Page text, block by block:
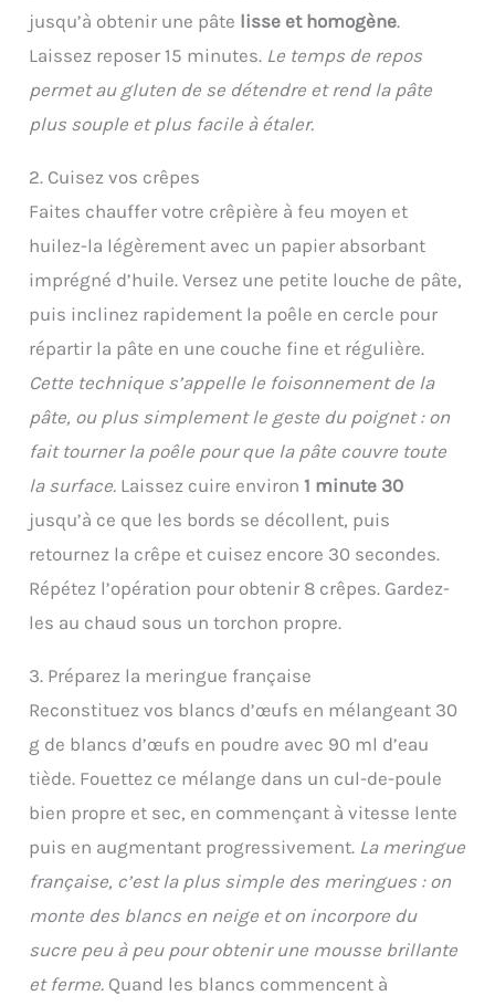
jusqu’à obtenir une pâte lisse et homogène.
Laissez reposer 15 minutes. Le temps de repos
permet au gluten de se détendre et rend la pâte
plus souple et plus facile à étaler.
2. Cuisez vos crêpes
Faites chauffer votre crêpière à feu moyen et
huilez-la légèrement avec un papier absorbant
imprégné d’huile. Versez une petite louche de pâte,
puis inclinez rapidement la poêle en cercle pour
répartir la pâte en une couche fine et régulière.
Cette technique s’appelle le foisonnement de la
pâte, ou plus simplement le geste du poignet : on
fait tourner la poêle pour que la pâte couvre toute
la surface. Laissez cuire environ1 minute 30
jusqu’à ce que les bords se décollent, puis
retournez la crêpe et cuisez encore 30 secondes.
Répétez l’opération pour obtenir 8 crêpes. Gardez-
les au chaud sous un torchon propre.
3. Préparez la meringue française
Reconstituez vos blancs d’œufs en mélangeant 30
g de blancs d’œufs en poudre avec 90 ml d’eau
tiède. Fouettez ce mélange dans un cul-de-poule
bien propre et sec, en commençant à vitesse lente
puis en augmentant progressivement. La meringue
française, c’est la plus simple des meringues : on
monte des blancs en neige et on incorpore du
sucre peu à peu pour obtenir une mousse brillante
et ferme. Quand les blancs commencent à